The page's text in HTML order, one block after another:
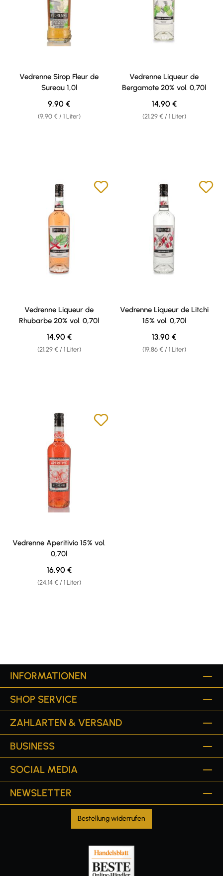
Vedrenne Sirop Fleur de
Sureau 1,0l
(9,90 € / 1 Liter)
Regulärer Preis:
9,90 €
Vedrenne Liqueur de
Bergamote 20% vol. 0,70l
(21,29 € / 1 Liter)
Regulärer Preis:
14,90 €
Vedrenne Liqueur de
Rhubarbe 20% vol. 0,70l
(21,29 € / 1 Liter)
Regulärer Preis:
14,90 €
Vedrenne Liqueur de Litchi
15% vol. 0,70l
(19,86 € / 1 Liter)
Regulärer Preis:
13,90 €
Vedrenne Aperitivio 15% vol.
0,70l
(24,14 € / 1 Liter)
Regulärer Preis:
16,90 €
INFORMATIONEN
SHOP SERVICE
ZAHLARTEN & VERSAND
BUSINESS
SOCIAL MEDIA
NEWSLETTER
Bestellung widerrufen